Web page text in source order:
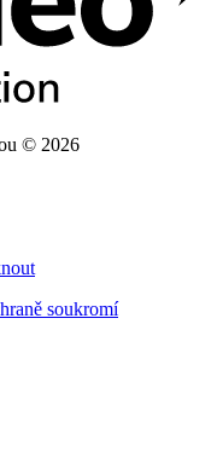
© 2026
soukromí